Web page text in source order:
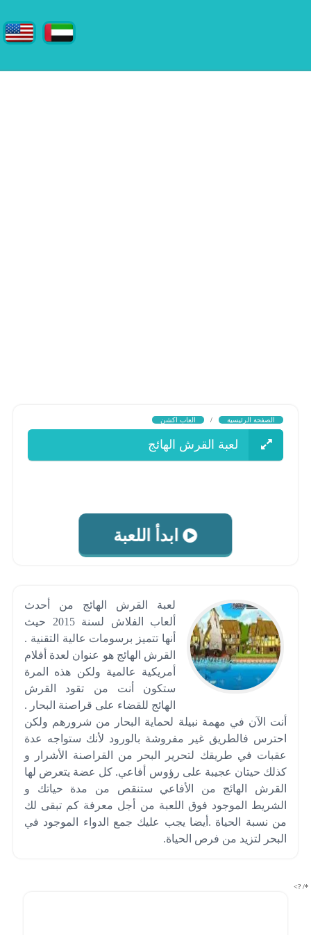
الصفحة الرئيسية / العاب اكشن
لعبة القرش الهائج
ابدأ اللعبة
لعبة القرش الهائج من أحدث
ألعاب الفلاش لسنة 2015 حيث
أنها تتميز برسومات عالية التقنية .
القرش الهائج هو عنوان لعدة أفلام
أمريكية عالمية ولكن هذه المرة
ستكون أنت من تقود القرش
الهائج للقضاء على قراصنة البحار .
أنت الآن في مهمة نبيلة لحماية البحار من شرورهم ولكن
احترس فالطريق غير مفروشة بالورود لأنك ستواجه عدة
عقبات في طريقك لتحرير البحر من القراصنة الأشرار و
كذلك حيتان عجيبة على رؤوس أفاعي. كل عضة يتعرض لها
القرش الهائج من الأفاعي ستنقص من مدة حياتك و
الشريط الموجود فوق اللعبة من أجل معرفة كم تبقى لك
من نسبة الحياة .أيضا يجب عليك جمع الدواء الموجود في
البحر لتزيد من فرص الحياة.
*/ ?>